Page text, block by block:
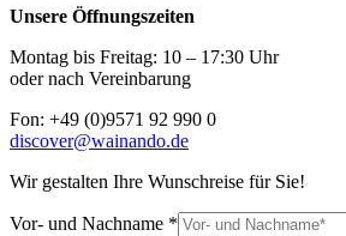
Unsere Öffnungszeiten
Montag bis Freitag: 10 – 17:30 Uhr
oder nach Vereinbarung
Fon: +49 (0)9571 92 990 0
discover@wainando.de
Wir gestalten Ihre Wunschreise für Sie!
Vor- und Nachname *